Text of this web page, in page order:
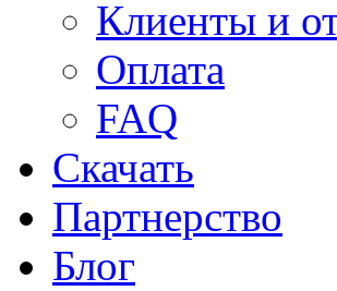
Клиенты и
Оплата
FAQ
Скачать
Партнерство
Блог